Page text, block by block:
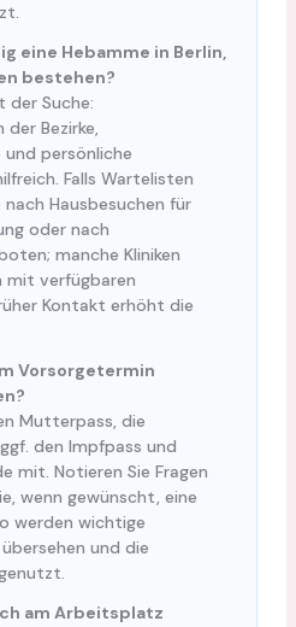
eine Hebamme in Berlin,
bestehen?
der Suche:
Bezirke,
und persönliche
Falls Wartelisten
Hausbesuchen für
oder nach
manche Kliniken
mit verfügbaren
Kontakt erhöht die
Vorsorgetermin
Mutterpass, die
den Impfpass und
mit. Notieren Sie Fragen
wenn gewünscht, eine
werden wichtige
und die
am Arbeitsplatz